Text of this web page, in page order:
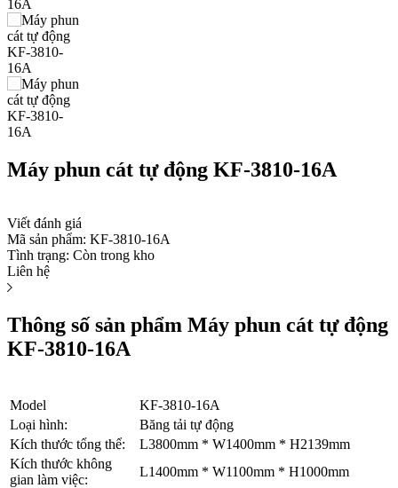
Máy phun cát tự động KF-3810-16A
Viết đánh giá
Mã sản phẩm: KF-3810-16A
Tình trạng: Còn trong kho
Liên hệ
Thông số sản phẩm Máy phun cát tự động
KF-3810-16A
Model
KF-3810-16A
Loại hình:
Băng tải tự động
Kích thước tổng thể:
L3800mm * W1400mm * H2139mm
Kích thước không
gian làm việc:
L1400mm * W1100mm * H1000mm